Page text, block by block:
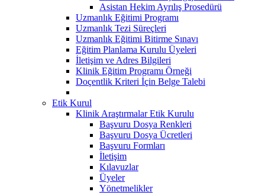
Asistan Hekim Ayrılış Prosedürü
Uzmanlık Eğitimi Programı
Uzmanlık Tezi Süreçleri
Uzmanlık Eğitimi Bitirme Sınavı
Eğitim Planlama Kurulu Üyeleri
İletişim ve Adres Bilgileri
Klinik Eğitim Programı Örneği
Doçentlik Kriteri İçin Belge Talebi
Etik Kurul
Klinik Araştırmalar Etik Kurulu
Başvuru Dosya Renkleri
Başvuru Dosya Ücretleri
Başvuru Formları
İletişim
Kılavuzlar
Üyeler
Yönetmelikler